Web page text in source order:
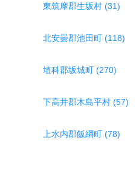
東筑摩郡生坂村 (31)
北安曇郡池田町 (118)
埴科郡坂城町 (270)
下高井郡木島平村 (57)
上水内郡飯綱町 (78)